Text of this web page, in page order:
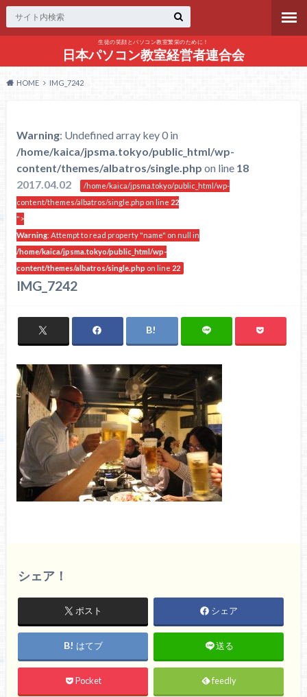
生徒の笑顔とパソコン教室繁栄のために！
日本パソコン教室経営者連合会
HOME IMG_7242
Warning: Undefined array key 0 in
/home/kaica/jpsma.tokyo/public_html/wp-
content/themes/albatros/single.php on line 18
2017.04.02
/home/kaica/jpsma.tokyo/public_html/wp-
content/themes/albatros/single.php on line 22
">
Warning: Attempt to read property "name" on null in
/home/kaica/jpsma.tokyo/public_html/wp-
content/themes/albatros/single.php on line 22
IMG_7242
シェア！
ポスト シェア
はてブ 送る
Pocket feedly